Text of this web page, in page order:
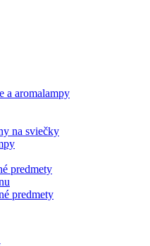
a aromalampy
na sviečky
predmety
predmety